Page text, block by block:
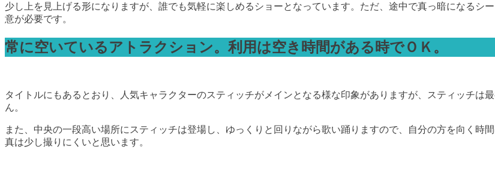
少し上を見上げる形になりますが、誰でも気軽に楽しめるショーとなっています。ただ、途中で真っ暗になるシ
意が必要です。
常に空いているアトラクション。利用は空き時間がある時でＯＫ。
タイトルにもあるとおり、人気キャラクターのスティッチがメインとなる様な印象がありますが、スティッチは
ん。
また、中央の一段高い場所にスティッチは登場し、ゆっくりと回りながら歌い踊りますので、自分の方を向く時
真は少し撮りにくいと思います。